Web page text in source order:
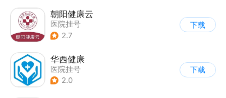
朝阳健康云
医院挂号
2.7
下载
华西健康
医院挂号
2.0
下载